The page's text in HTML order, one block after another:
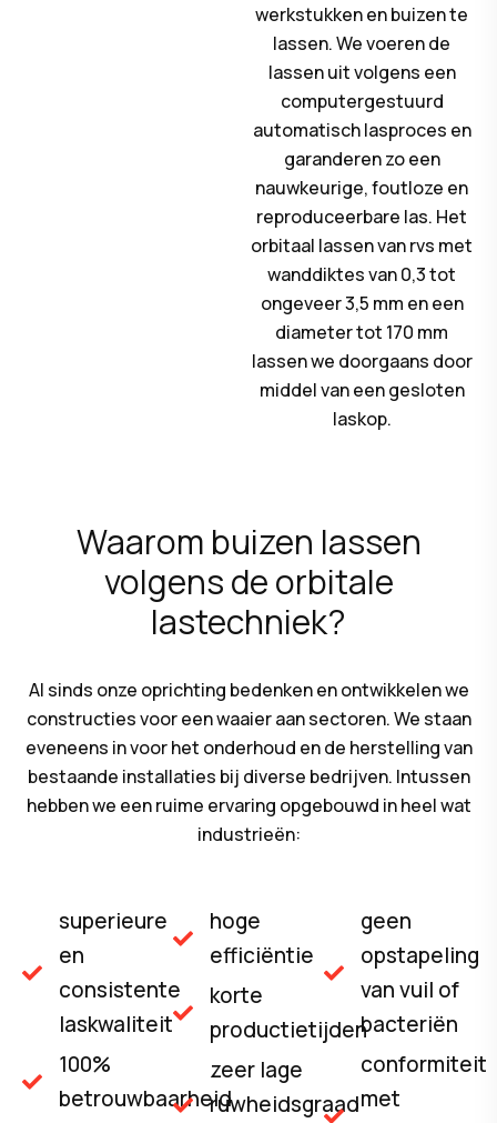
werkstukken en buizen te
lassen. We voeren de
lassen uit volgens een
computergestuurd
automatisch lasproces en
garanderen zo een
nauwkeurige, foutloze en
reproduceerbare las. Het
orbitaal lassen van rvs met
wanddiktes van 0,3 tot
ongeveer 3,5 mm en een
diameter tot 170 mm
lassen we doorgaans door
middel van een gesloten
laskop.
Waarom buizen lassen
volgens de orbitale
lastechniek?
Al sinds onze oprichting bedenken en ontwikkelen we
constructies voor een waaier aan sectoren. We staan
eveneens in voor het onderhoud en de herstelling van
bestaande installaties bij diverse bedrijven. Intussen
hebben we een ruime ervaring opgebouwd in heel wat
industrieën:
superieure
en
consistente
laskwaliteit
100%
betrouwbaarheid
hoge
efficiëntie
korte
productietijden
zeer lage
ruwheidsgraad
geen
opstapeling
van vuil of
bacteriën
conformiteit
met